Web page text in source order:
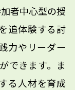
者中心型の授
追体験する討
力やリーダー
できます。ま
る人材を育成